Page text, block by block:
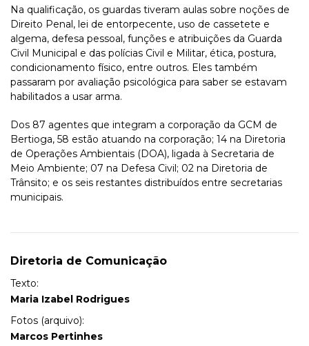
Na qualificação, os guardas tiveram aulas sobre noções de
Direito Penal, lei de entorpecente, uso de cassetete e
algema, defesa pessoal, funções e atribuições da Guarda
Civil Municipal e das polícias Civil e Militar, ética, postura,
condicionamento físico, entre outros. Eles também
passaram por avaliação psicológica para saber se estavam
habilitados a usar arma.
Dos 87 agentes que integram a corporação da GCM de
Bertioga, 58 estão atuando na corporação; 14 na Diretoria
de Operações Ambientais (DOA), ligada à Secretaria de
Meio Ambiente; 07 na Defesa Civil; 02 na Diretoria de
Trânsito; e os seis restantes distribuídos entre secretarias
municipais.
Diretoria de Comunicação
Texto:
Maria Izabel Rodrigues
Fotos (arquivo):
Marcos Pertinhes